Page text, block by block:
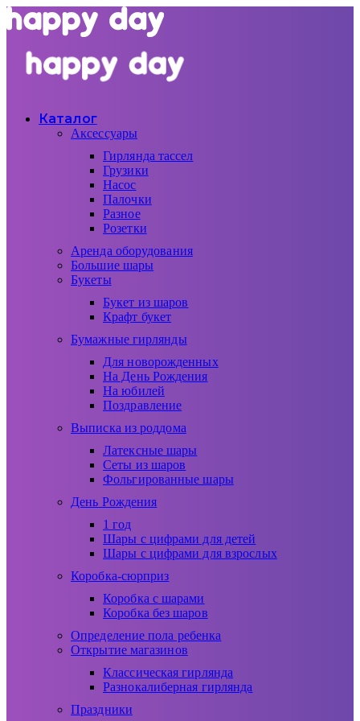
Каталог
Аксессуары
Гирлянда тассел
Грузики
Насос
Палочки
Разное
Розетки
Аренда оборудования
Большие шары
Букеты
Букет из шаров
Крафт букет
Бумажные гирлянды
Для новорожденных
На День Рождения
На юбилей
Поздравление
Выписка из роддома
Латексные шары
Сеты из шаров
Фольгированные шары
День Рождения
1 год
Шары с цифрами для детей
Шары с цифрами для взрослых
Коробка-сюрприз
Коробка с шарами
Коробка без шаров
Определение пола ребенка
Открытие магазинов
Классическая гирлянда
Разнокалиберная гирлянда
Праздники